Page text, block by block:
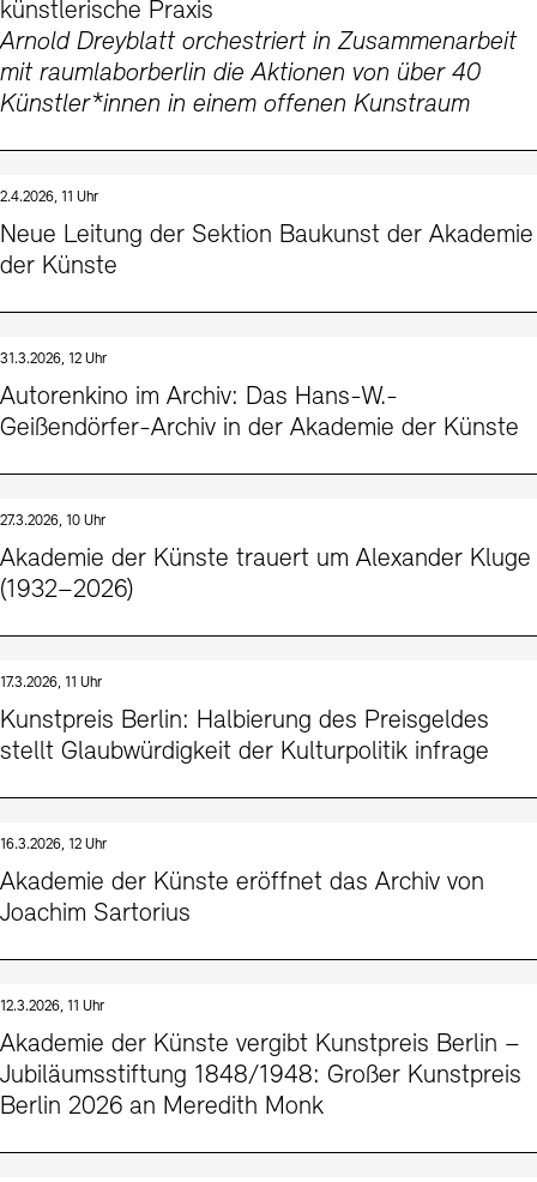
künstlerische Praxis
Arnold Dreyblatt orchestriert in Zusammenarbeit
mit raumlaborberlin die Aktionen von über 40
Künstler*innen in einem offenen Kunstraum
2.4.2026, 11 Uhr
Neue Leitung der Sektion Baukunst der Akademie
der Künste
31.3.2026, 12 Uhr
Autorenkino im Archiv: Das Hans-W.-
Geißendörfer-Archiv in der Akademie der Künste
27.3.2026, 10 Uhr
Akademie der Künste trauert um Alexander Kluge
(1932–2026)
17.3.2026, 11 Uhr
Kunstpreis Berlin: Halbierung des Preisgeldes
stellt Glaubwürdigkeit der Kulturpolitik infrage
16.3.2026, 12 Uhr
Akademie der Künste eröffnet das Archiv von
Joachim Sartorius
12.3.2026, 11 Uhr
Akademie der Künste vergibt Kunstpreis Berlin –
Jubiläumsstiftung 1848/1948: Großer Kunstpreis
Berlin 2026 an Meredith Monk